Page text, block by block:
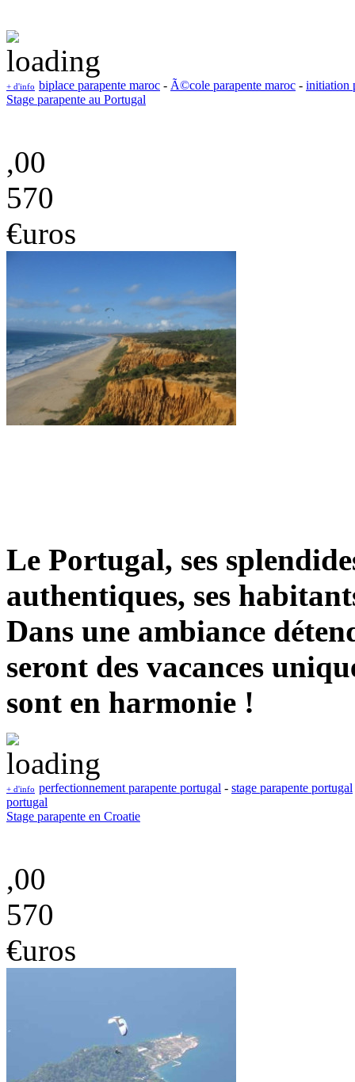
+ d'info biplace parapente maroc - Ã©cole parapente maroc - initiation
Stage parapente au Portugal
,00
570
€uros
Le Portugal, ses
authentiques, ses
Dans une ambiance
seront des vacances
sont en harmonie !
+ d'info perfectionnement parapente portugal - stage parapente portugal
portugal
Stage parapente en Croatie
,00
570
€uros